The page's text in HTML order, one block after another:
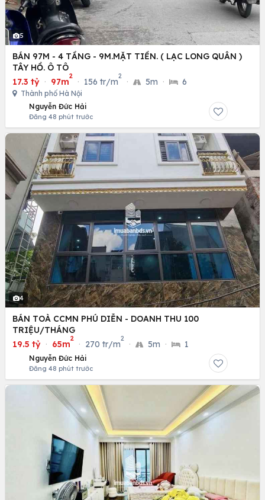
5
BÁN 97M - 4 TẦNG - 9M.MẶT TIỀN. ( LẠC LONG QUÂN )
TÂY HỒ. Ô TÔ
17.3 tỷ · 97m
2
· 156 tr/m
2
· 5m · 6
Thành phố Hà Nội
Nguyễn Đức Hải
Đăng 48 phút trước
4
BÁN TOÀ CCMN PHÚ DIỄN - DOANH THU 100
TRIỆU/THÁNG
19.5 tỷ · 65m
2
· 270 tr/m
2
· 5m · 1
Nguyễn Đức Hải
Đăng 48 phút trước